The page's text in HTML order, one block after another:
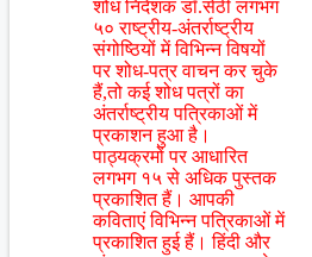
शोध निदेशक डॉ.सेठी लगभग
५० राष्ट्रीय-अंतर्राष्ट्रीय
संगोष्ठियों में विभिन्न विषयों
पर शोध-पत्र वाचन कर चुके
हैं,तो कई शोध पत्रों का
अंतर्राष्ट्रीय पत्रिकाओं में
प्रकाशन हुआ है।
पाठ्यक्रमों पर आधारित
लगभग १५ से अधिक पुस्तक
प्रकाशित हैं। आपकी
कविताएं विभिन्न पत्रिकाओं में
प्रकाशित हुई हैं। हिंदी और